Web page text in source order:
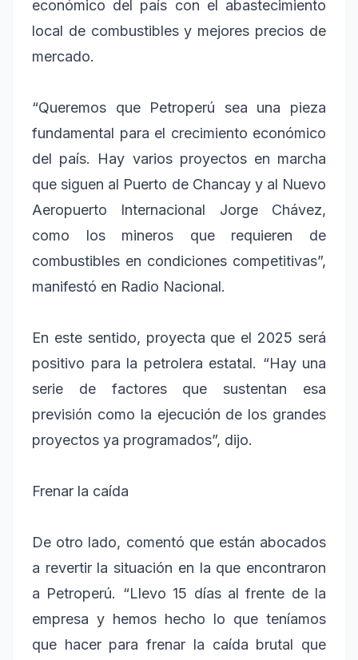
económico del país con el abastecimiento
local de combustibles y mejores precios de
mercado.
“Queremos que Petroperú sea una pieza
fundamental para el crecimiento económico
del país. Hay varios proyectos en marcha
que siguen al Puerto de Chancay y al Nuevo
Aeropuerto Internacional Jorge Chávez,
como los mineros que requieren de
combustibles en condiciones competitivas”,
manifestó en Radio Nacional.
En este sentido, proyecta que el 2025 será
positivo para la petrolera estatal. “Hay una
serie de factores que sustentan esa
previsión como la ejecución de los grandes
proyectos ya programados”, dijo.
Frenar la caída
De otro lado, comentó que están abocados
a revertir la situación en la que encontraron
a Petroperú. “Llevo 15 días al frente de la
empresa y hemos hecho lo que teníamos
que hacer para frenar la caída brutal que